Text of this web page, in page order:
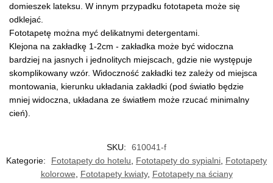
domieszek lateksu. W innym przypadku fototapeta może się
odklejać.
Fototapetę można myć delikatnymi detergentami.
Klejona na zakładkę 1-2cm - zakładka może być widoczna
bardziej na jasnych i jednolitych miejscach, gdzie nie występuje
skomplikowany wzór. Widoczność zakładki tez zależy od miejsca
montowania, kierunku układania zakładki (pod światło będzie
mniej widoczna, układana ze światłem może rzucać minimalny
cień).
SKU:
610041-f
Kategorie:
Fototapety do hotelu Fototapety do sypialni Fototapety
kolorowe
Fototapety kwiaty, Fototapety na ściany